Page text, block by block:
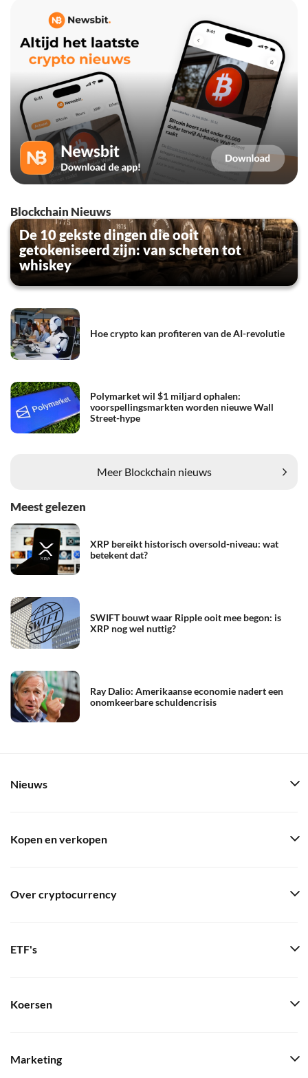
Blockchain Nieuws
De 10 gekste dingen die ooit
getokeniseerd zijn: van scheten tot
whiskey
Hoe crypto kan profiteren van de AI-revolutie
Polymarket wil $1 miljard ophalen:
voorspellingsmarkten worden nieuwe Wall
Street-hype
Meer Blockchain nieuws
Meest gelezen
XRP bereikt historisch oversold-niveau: wat
betekent dat?
SWIFT bouwt waar Ripple ooit mee begon: is
XRP nog wel nuttig?
Ray Dalio: Amerikaanse economie nadert een
onomkeerbare schuldencrisis
Nieuws
Kopen en verkopen
Over cryptocurrency
ETF's
Koersen
Marketing